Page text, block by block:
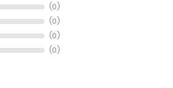
(0)
(0)
(0)
(0)